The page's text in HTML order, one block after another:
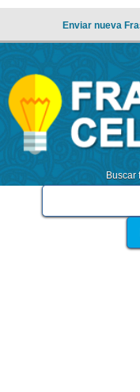
Enviar nueva
Buscar